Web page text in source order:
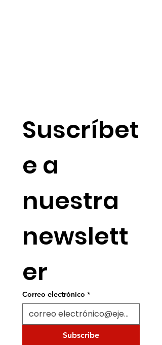
Suscríbet
e a
nuestra
newslett
er
Correo electrónico *
Subscribe